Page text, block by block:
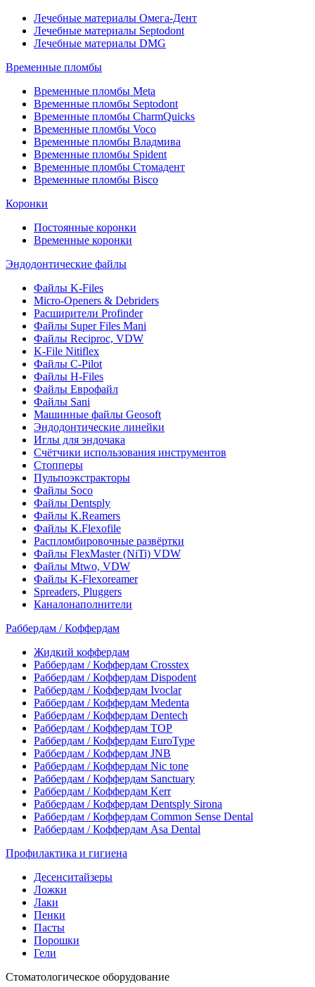
Лечебные материалы Омега-Дент
Лечебные материалы Septodont
Лечебные материалы DMG
Временные пломбы
Временные пломбы Meta
Временные пломбы Septodont
Временные пломбы CharmQuicks
Временные пломбы Voco
Временные пломбы Владмива
Временные пломбы Spident
Временные пломбы Стомадент
Временные пломбы Bisco
Коронки
Постоянные коронки
Временные коронки
Эндодонтические файлы
Файлы K-Files
Micro-Openers & Debriders
Расширители Profinder
Файлы Super Files Mani
Файлы Reciproc, VDW
K-File Nitiflex
Файлы C-Pilot
Файлы H-Files
Файлы Еврофайл
Файлы Sani
Машинные файлы Geosoft
Эндодонтические линейки
Иглы для эндочака
Счётчики использования инструментов
Стопперы
Пульпоэкстракторы
Файлы Soco
Файлы Dentsply
Файлы K.Reamers
Файлы K.Flexofile
Распломбировочные развёртки
Файлы FlexMaster (NiTi) VDW
Файлы Mtwo, VDW
Файлы K-Flexoreamer
Spreaders, Pluggers
Каналонаполнители
Раббердам / Коффердам
Жидкий коффердам
Раббердам / Коффердам Crosstex
Раббердам / Коффердам Dispodent
Раббердам / Коффердам Ivoclar
Раббердам / Коффердам Medenta
Раббердам / Коффердам Dentech
Раббердам / Коффердам ТОР
Раббердам / Коффердам EuroType
Раббердам / Коффердам JNB
Раббердам / Коффердам Nic tone
Раббердам / Коффердам Sanctuary
Раббердам / Коффердам Kerr
Раббердам / Коффердам Dentsply Sirona
Раббердам / Коффердам Common Sense Dental
Раббердам / Коффердам Asa Dental
Профилактика и гигиена
Десенситайзеры
Ложки
Лаки
Пенки
Пасты
Порошки
Гели
Стоматологическое оборудование